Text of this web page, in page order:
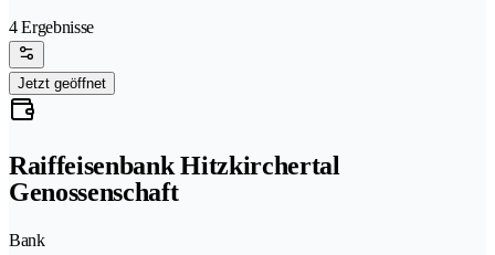
4 Ergebnisse
Jetzt geöffnet
Raiffeisenbank Hitzkirchertal
Genossenschaft
Bank